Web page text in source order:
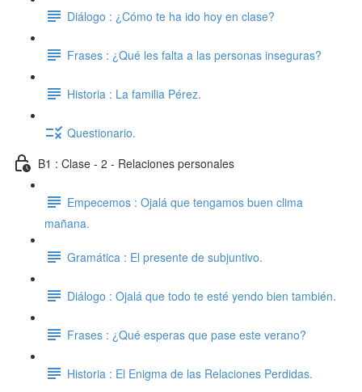
Diálogo : ¿Cómo te ha ido hoy en clase?
Frases : ¿Qué les falta a las personas inseguras?
Historia : La familia Pérez.
Questionario.
B1 : Clase - 2 - Relaciones personales
Empecemos : Ojalá que tengamos buen clima
mañana.
Gramática : El presente de subjuntivo.
Diálogo : Ojalá que todo te esté yendo bien también.
Frases : ¿Qué esperas que pase este verano?
Historia : El Enigma de las Relaciones Perdidas.